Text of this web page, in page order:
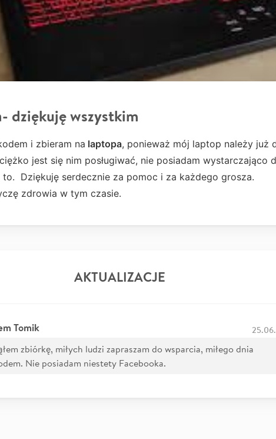
dziękuję wszystkim
i zbieram na laptopa, ponieważ mój laptop należy już
jest się nim posługiwać, nie posiadam wystarczająco
Dziękuję serdecznie za pomoc i za każdego grosza.
zdrowia w tym czasie.
AKTUALIZACJE
Tomik
zbiórkę, miłych ludzi zapraszam do wsparcia, miłego dnia
Nie posiadam niestety Facebooka.